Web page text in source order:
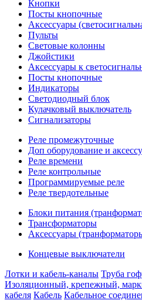
Кнопки
Посты кнопочные
Аксессуары
Пульты
Световые колонны
Джойстики
Аксессуары к
Посты кнопочные
Индикаторы
Светодиодный блок
Кулачковый выключатель
Сигнализаторы
Реле промежуточные
Доп оборудование и
Реле времени
Реле контрольные
Программируемые реле
Реле твердотельные
Блоки питания
Трансформаторы
Аксессуары
Концевые выключатели
Лотки и кабель-каналы Труба
Изоляционный, крепежный,
кабеля Кабель Кабельное